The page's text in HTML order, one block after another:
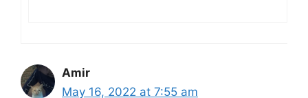
Amir
May 16, 2022 at 7:55 am